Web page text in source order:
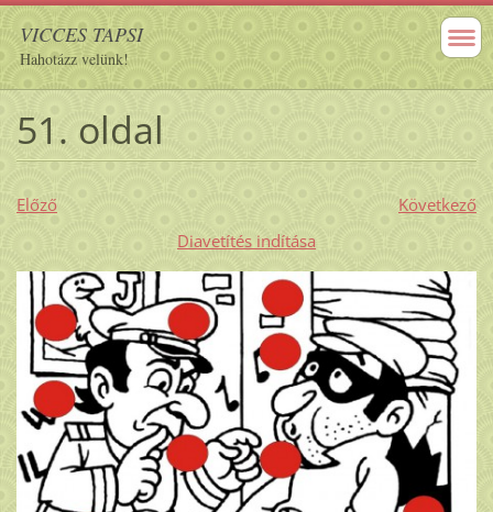
VICCES TAPSI
Hahotázz velünk!
51. oldal
Előző
Következő
Diavetítés indítása